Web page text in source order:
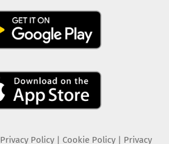
Privacy Policy| Cookie Policy| Privacy